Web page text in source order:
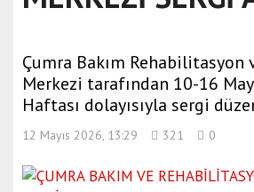
Çumra Bakım Rehabilitasyon
Merkezi tarafından 10-16
Haftası dolayısıyla sergi
12 Mayıs 2026, 13:29 321 0